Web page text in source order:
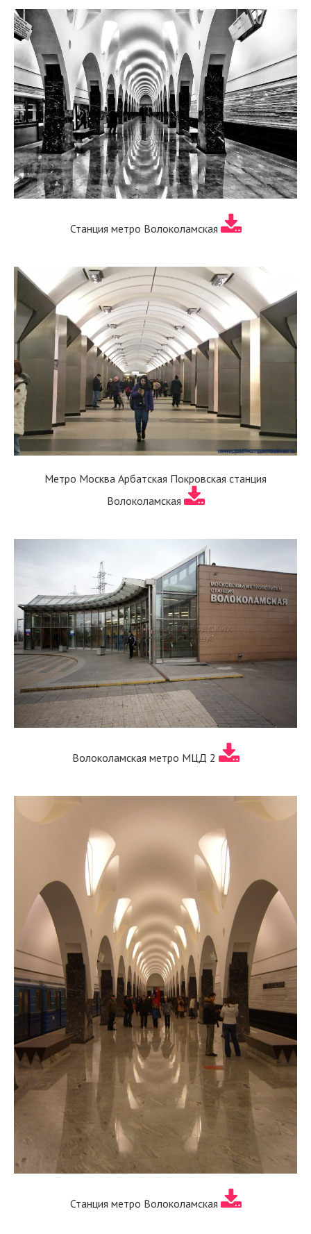
Станция метро Волоколамская
Метро Москва Арбатская Покровская станция
Волоколамская
Волоколамская метро МЦД 2
Станция метро Волоколамская